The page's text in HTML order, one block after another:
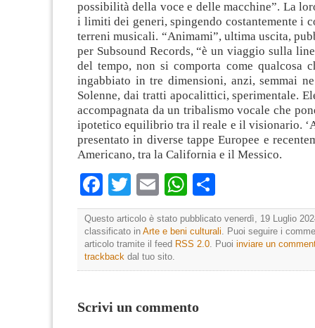
possibilità della voce e delle macchine”. La
i limiti dei generi, spingendo costantemente i
terreni musicali. “Animami”, ultima uscita,
per Subsound Records, “è un viaggio sulla
del tempo, non si comporta come qualcosa
ingabbiato in tre dimensioni, anzi, semmai
Solenne, dai tratti apocalittici, sperimentale.
accompagnata da un tribalismo vocale che
ipotetico equilibrio tra il reale e il visionario.
presentato in diverse tappe Europee e
Americano, tra la California e il Messico.
Facebook
TwitterEmailWhatsApp
Questo articolo è stato pubblicato venerdì, 19 Luglio
classificato in Arte e beni culturali . Puoi seguire i
articolo tramite il feed RSS 2.0 . Puoi inviare un
trackback dal tuo sito.
Scrivi un commento